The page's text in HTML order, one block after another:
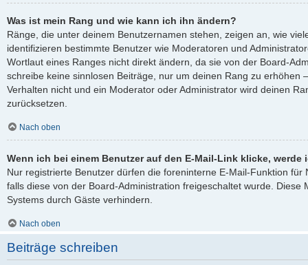
Was ist mein Rang und wie kann ich ihn ändern?
Ränge, die unter deinem Benutzernamen stehen, zeigen an, wie
identifizieren bestimmte Benutzer wie Moderatoren und
Wortlaut eines Ranges nicht direkt ändern, da sie von der Board-
schreibe keine sinnlosen Beiträge, nur um deinen Rang zu
Verhalten nicht und ein Moderator oder Administrator wird deinen
zurücksetzen.
Nach oben
Wenn ich bei einem Benutzer auf den E-Mail-Link klicke,
Nur registrierte Benutzer dürfen die foreninterne E-Mail-Funktion
falls diese von der Board-Administration freigeschaltet wurde. Diese
Systems durch Gäste verhindern.
Nach oben
Beiträge schreiben